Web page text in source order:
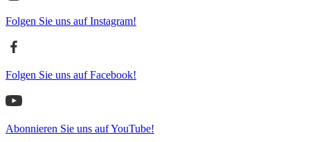
Folgen Sie uns auf Instagram!
Folgen Sie uns auf Facebook!
Abonnieren Sie uns auf YouTube!